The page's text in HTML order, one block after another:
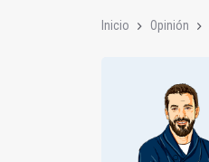
Inicio Opinión